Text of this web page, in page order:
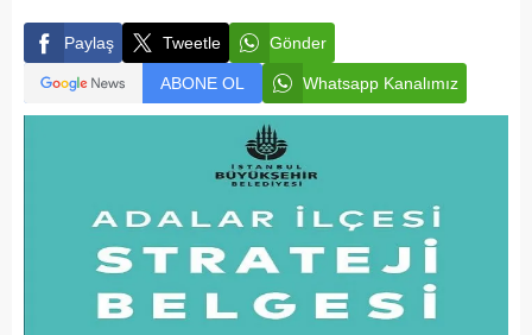
Paylaş Tweetle Gönder
ABONE OL Whatsapp Kanalımız